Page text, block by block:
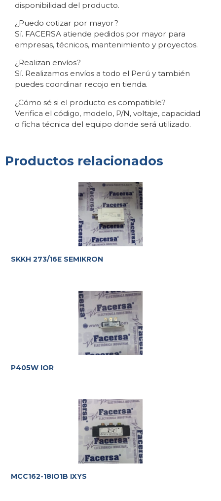
disponibilidad del producto.
¿Puedo cotizar por mayor?
Sí. FACERSA atiende pedidos por mayor para
empresas, técnicos, mantenimiento y proyectos.
¿Realizan envíos?
Sí. Realizamos envíos a todo el Perú y también
puedes coordinar recojo en tienda.
¿Cómo sé si el producto es compatible?
Verifica el código, modelo, P/N, voltaje, capacidad
o ficha técnica del equipo donde será utilizado.
Productos relacionados
SKKH 273/16E SEMIKRON
P405W IOR
MCC162-18IO1B IXYS